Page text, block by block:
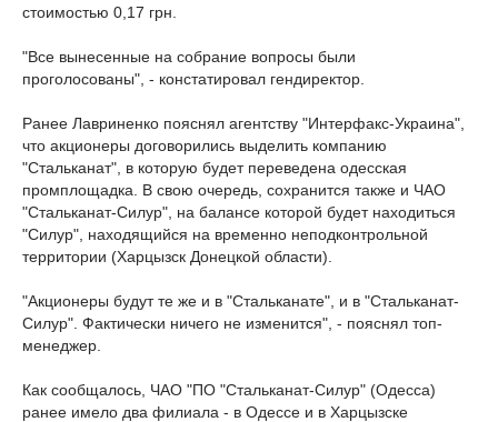
стоимостью 0,17 грн.
"Все вынесенные на собрание вопросы были
проголосованы", - констатировал гендиректор.
Ранее Лавриненко пояснял агентству "Интерфакс-Украина",
что акционеры договорились выделить компанию
"Стальканат", в которую будет переведена одесская
промплощадка. В свою очередь, сохранится также и ЧАО
"Стальканат-Силур", на балансе которой будет находиться
"Силур", находящийся на временно неподконтрольной
территории (Харцызск Донецкой области).
"Акционеры будут те же и в "Стальканате", и в "Стальканат-
Силур". Фактически ничего не изменится", - пояснял топ-
менеджер.
Как сообщалось, ЧАО "ПО "Стальканат-Силур" (Одесса)
ранее имело два филиала - в Одессе и в Харцызске